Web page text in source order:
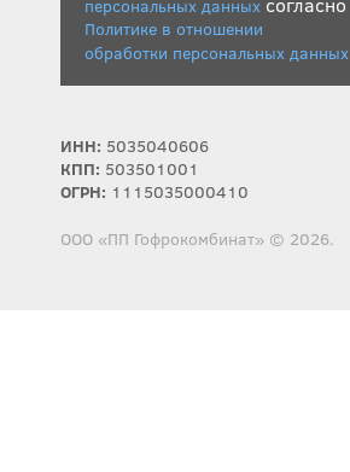
персональных данных
Политике в отношении
обработки персональных данных
ИНН: 5035040606
КПП: 503501001
ОГРН: 1115035000410
ООО «ПП Гофрокомбинат» © 2026.